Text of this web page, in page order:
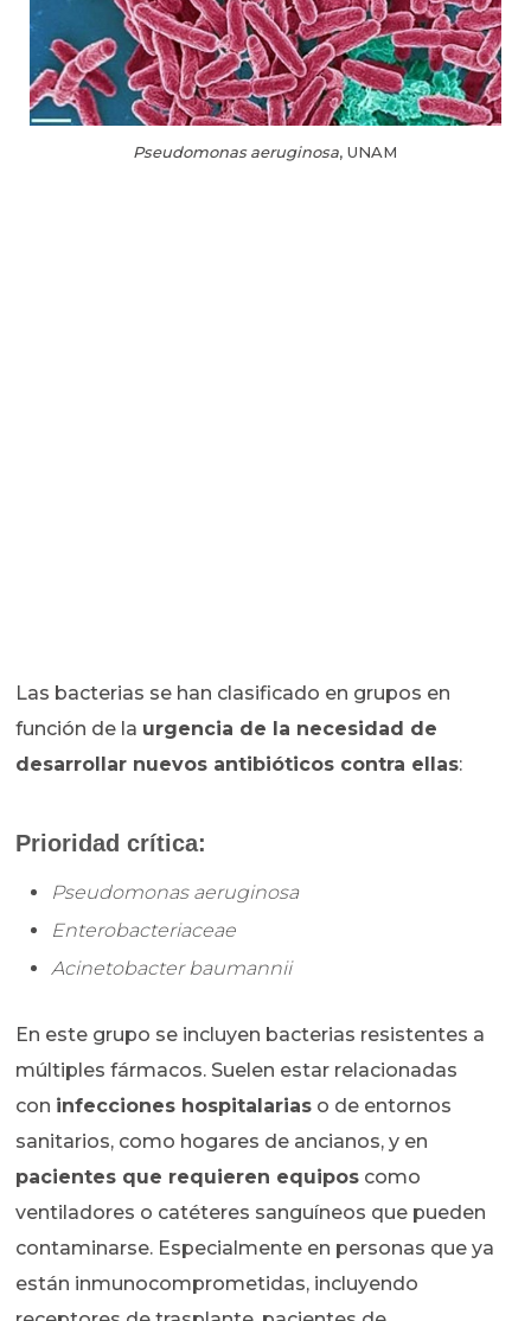
Pseudomonas aeruginosa, UNAM
Las bacterias se han clasificado en grupos en
función de la urgencia de la necesidad de
desarrollar nuevos antibióticos contra ellas:
Prioridad crítica:
Pseudomonas aeruginosa
Enterobacteriaceae
Acinetobacter baumannii
En este grupo se incluyen bacterias resistentes a
múltiples fármacos. Suelen estar relacionadas
con infecciones hospitalarias o de entornos
sanitarios, como hogares de ancianos, y en
pacientes que requieren equipos como
ventiladores o catéteres sanguíneos que pueden
contaminarse. Especialmente en personas que ya
están inmunocomprometidas, incluyendo